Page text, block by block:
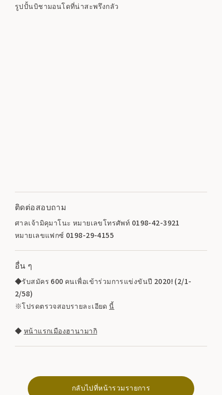
รูปปั้นบิชามอนโดที่น่าสะพรึงกลัว
ติดต่อสอบถาม
ศาลเจ้ามิคุมาโนะ หมายเลขโทรศัพท์ 0198-42-3921
หมายเลขแฟกซ์ 0198-29-4155
อื่น ๆ
◆รับสมัคร 600 คนเพื่อเข้าร่วมการแข่งขันปี 2020! (2/1-
2/58)
※โปรดตรวจสอบรายละเอียดนี้
◆ หน้าแรกเมืองฮานามากิ
กลับไปที่หน้ารวมรายการ